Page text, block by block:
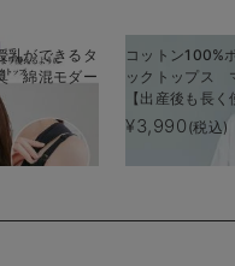
乳ができるタ
綿混モダー
コットン100%
ックトップス
【出産後も長く
¥3,990 (税込)